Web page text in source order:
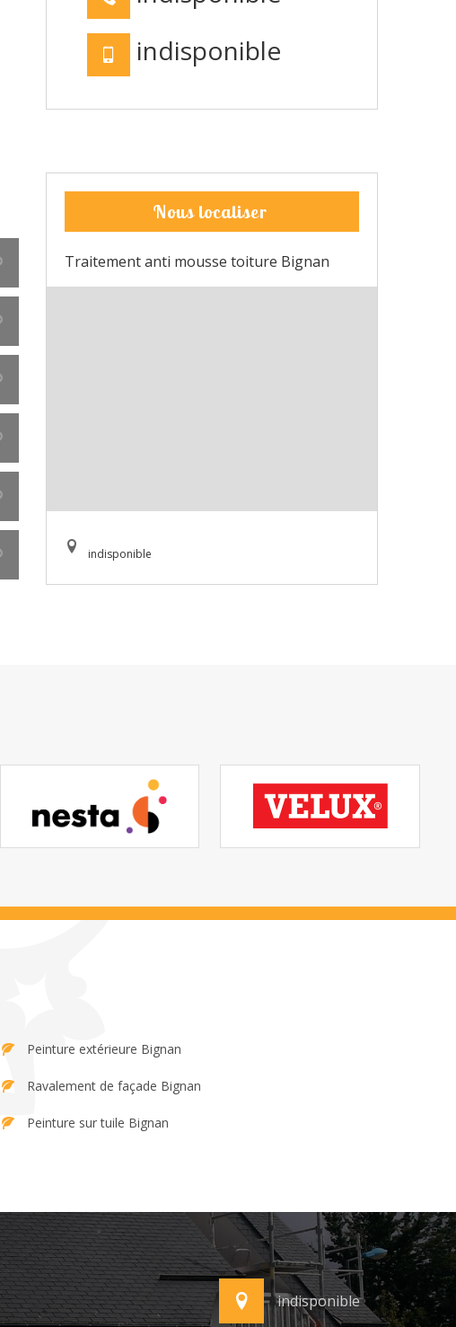
indisponible
Nous localiser
Traitement anti mousse toiture Bignan
indisponible
Peinture extérieure Bignan
Ravalement de façade Bignan
Peinture sur tuile Bignan
indisponible